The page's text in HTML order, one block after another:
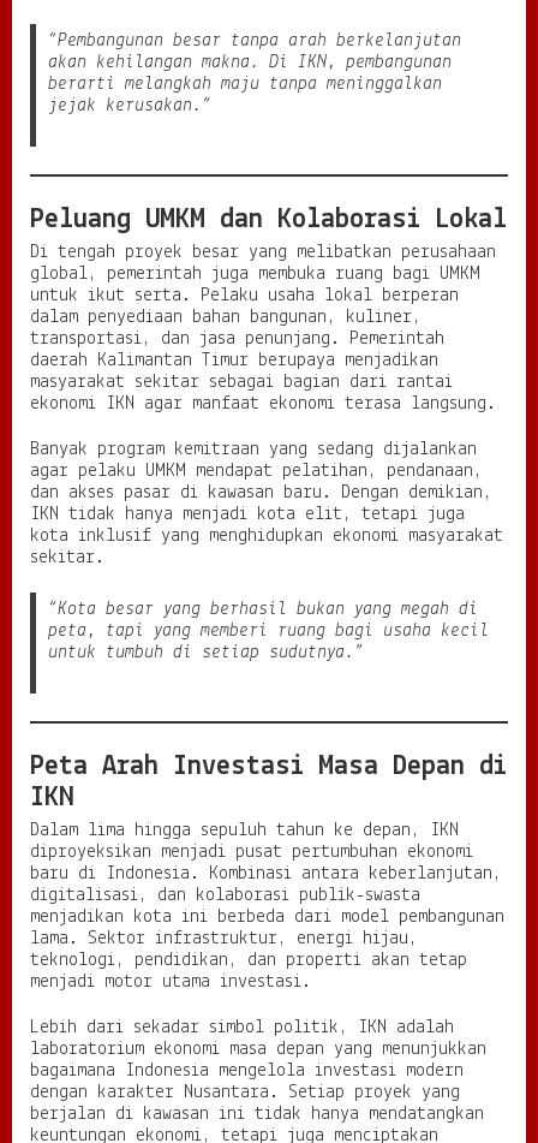
“Pembangunan besar tanpa arah berkelanjutan
akan kehilangan makna. Di IKN, pembangunan
berarti melangkah maju tanpa meninggalkan
jejak kerusakan.”
Peluang UMKM dan Kolaborasi Lokal
Di tengah proyek besar yang melibatkan perusahaan
global, pemerintah juga membuka ruang bagi UMKM
untuk ikut serta. Pelaku usaha lokal berperan
dalam penyediaan bahan bangunan, kuliner,
transportasi, dan jasa penunjang. Pemerintah
daerah Kalimantan Timur berupaya menjadikan
masyarakat sekitar sebagai bagian dari rantai
ekonomi IKN agar manfaat ekonomi terasa langsung.
Banyak program kemitraan yang sedang dijalankan
agar pelaku UMKM mendapat pelatihan, pendanaan,
dan akses pasar di kawasan baru. Dengan demikian,
IKN tidak hanya menjadi kota elit, tetapi juga
kota inklusif yang menghidupkan ekonomi masyarakat
sekitar.
“Kota besar yang berhasil bukan yang megah di
peta, tapi yang memberi ruang bagi usaha kecil
untuk tumbuh di setiap sudutnya.”
Peta Arah Investasi Masa Depan di
IKN
Dalam lima hingga sepuluh tahun ke depan, IKN
diproyeksikan menjadi pusat pertumbuhan ekonomi
baru di Indonesia. Kombinasi antara keberlanjutan,
digitalisasi, dan kolaborasi publik-swasta
menjadikan kota ini berbeda dari model pembangunan
lama. Sektor infrastruktur, energi hijau,
teknologi, pendidikan, dan properti akan tetap
menjadi motor utama investasi.
Lebih dari sekadar simbol politik, IKN adalah
laboratorium ekonomi masa depan yang menunjukkan
bagaimana Indonesia mengelola investasi modern
dengan karakter Nusantara. Setiap proyek yang
berjalan di kawasan ini tidak hanya mendatangkan
keuntungan ekonomi, tetapi juga menciptakan